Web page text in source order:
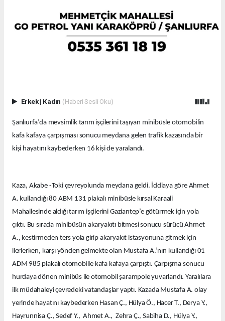
Erkek| Kadın (Haberi Sesli Oku)
Şanlıurfa’da mevsimlik tarım işçilerini taşıyan minibüsle otomobilin
kafa kafaya çarpışması sonucu meydana gelen trafik kazasında bir
kişi hayatını kaybederken 16 kişi de yaralandı.
Kaza, Akabe -Toki çevreyolunda meydana geldi. İddiaya göre Ahmet
A. kullandığı 80 ABM 131 plakalı minibüsle kırsal Karaali
Mahallesinde aldığı tarım işçilerini Gaziantep’e götürmek için yola
çıktı. Bu sırada minibüsün akaryakıtı bitmesi sonucu sürücü Ahmet
A., kestirmeden ters yola girip akaryakıt istasyonuna gitmek için
ilerlerken, karşı yönden gelmekte olan Mustafa A.’nın kullandığı 01
ADM 985 plakalı otomobille kafa kafaya çarpıştı. Çarpışma sonucu
hurdaya dönen minibüs ile otomobil şarampole yuvarlandı. Yaralılara
ilk müdahaleyi çevredeki vatandaşlar yaptı. Kazada Mustafa A. olay
yerinde hayatını kaybederken Hasan Ç., Hülya Ö., Hacer T., Derya Y.,
Hayrunnisa Ç., Sedef Y., Ahmet A., Zehra Ç., Sabiha D., Hülya Y.,